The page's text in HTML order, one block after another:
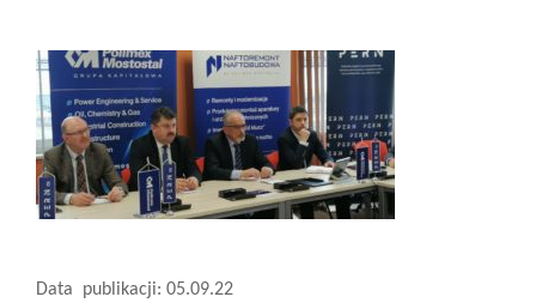
Data publikacji: 05.09.22